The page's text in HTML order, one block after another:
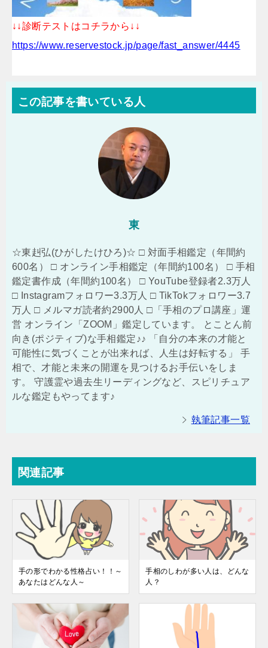
↓↓診断テストはコチラから↓↓
https://www.reservestock.jp/page/fast_answer/4445
この記事を書いている人
東
☆東赳弘(ひがしたけひろ)☆ □ 対面手相鑑定（年間約
600名） □ オンライン手相鑑定（年間約100名） □ 手相
鑑定書作成（年間約100名） □ YouTube登録者2.3万人
□ Instagramフォロワー3.3万人 □ TikTokフォロワー3.7
万人 □ メルマガ読者約2900人 □「手相のプロ講座」運
営 オンライン「ZOOM」鑑定しています。 とことん前
向き(ポジティブ)な手相鑑定♪♪ 「自分の本来の才能と
可能性に気づくことが出来れば、人生は好転する」 手
相で、才能と未来の開運を見つけるお手伝いをしま
す。 守護霊や過去生リーディングなど、スピリチュア
ルな鑑定もやってます♪
執筆記事一覧
関連記事
手の形でわかる性格占い！！～
あなたはどんな人～
手相のしわが多い人は、どんな
人？